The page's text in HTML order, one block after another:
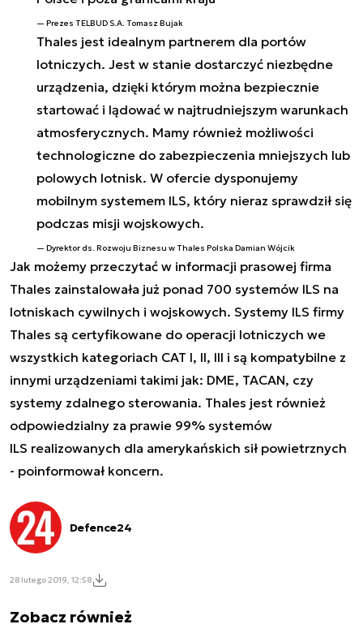
Prezes TELBUD S.A. Tomasz Bujak
Thales jest idealnym partnerem dla portów
lotniczych. Jest w stanie dostarczyć niezbędne
urządzenia, dzięki którym można bezpiecznie
startować i lądować w najtrudniejszym warunkach
atmosferycznych. Mamy również możliwości
technologiczne do zabezpieczenia mniejszych lub
polowych lotnisk. W ofercie dysponujemy
mobilnym systemem ILS, który nieraz sprawdził się
podczas misji wojskowych.
Dyrektor ds. Rozwoju Biznesu w Thales Polska Damian Wójcik
Jak możemy przeczytać w informacji prasowej firma
Thales zainstalowała już ponad 700 systemów ILS na
lotniskach cywilnych i wojskowych. Systemy ILS firmy
Thales są certyfikowane do operacji lotniczych we
wszystkich kategoriach CAT I, II, III i są kompatybilne z
innymi urządzeniami takimi jak: DME, TACAN, czy
systemy zdalnego sterowania. Thales jest również
odpowiedzialny za prawie 99% systemów
ILS realizowanych dla amerykańskich sił powietrznych
- poinformował koncern.
Defence24
28 lutego 2019, 12:58
Zobacz również